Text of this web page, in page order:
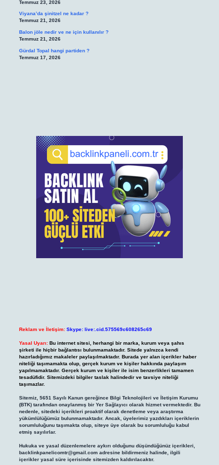
Temmuz 23, 2026
Viyana’da şinitzel ne kadar ?
Temmuz 21, 2026
Balon jöle nedir ve ne için kullanılır ?
Temmuz 21, 2026
Gürdal Topal hangi partiden ?
Temmuz 17, 2026
Reklam ve İletişim: Skype: live:.cid.575569c608265c69
Yasal Uyarı: Bu internet sitesi, herhangi bir marka, kurum veya şahıs
şirketi ile hiçbir bağlantısı bulunmamaktadır. Sitede yalnızca kendi
hazırladığımız makaleler paylaşılmaktadır. Burada yer alan içerikler haber
niteliği taşımamakta olup, gerçek kurum ve kişiler hakkında paylaşım
yapılmamaktadır. Gerçek kurum ve kişiler ile isim benzerlikleri tamamen
tesadüfidir. Sitemizdeki bilgiler taslak halindedir ve tavsiye niteliği
taşımazlar.
Sitemiz, 5651 Sayılı Kanun gereğince Bilgi Teknolojileri ve İletişim Kurumu
(BTK) tarafından onaylanmış bir Yer Sağlayıcı olarak hizmet vermektedir. Bu
nedenle, sitedeki içerikleri proaktif olarak denetleme veya araştırma
yükümlülüğümüz bulunmamaktadır. Ancak, üyelerimiz yazdıkları içeriklerin
sorumluluğunu taşımakta olup, siteye üye olarak bu sorumluluğu kabul
etmiş sayılırlar.
Hukuka ve yasal düzenlemelere aykırı olduğunu düşündüğünüz içerikleri,
backlinkpanelicomtr@gmail.comadresine bildirmeniz halinde, ilgili
içerikler yasal süre içerisinde sitemizden kaldırılacaktır.